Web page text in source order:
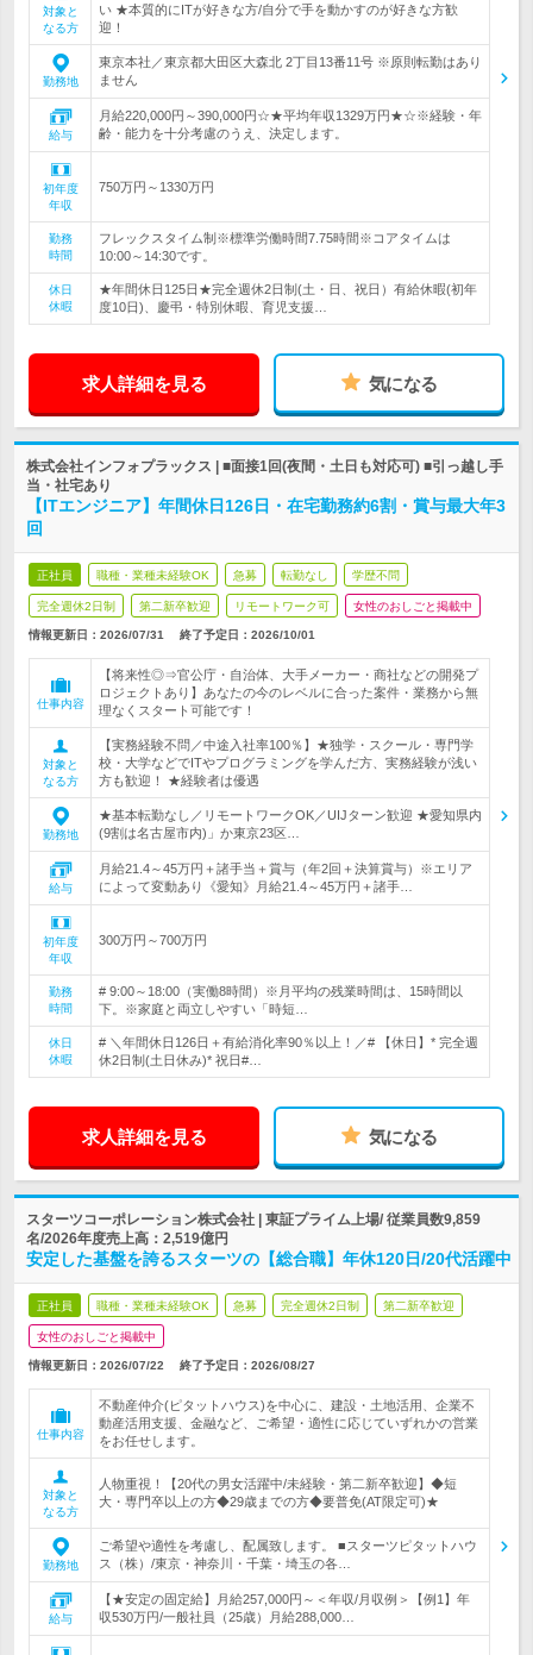
対象と
なる方
い ★本質的にITが好きな方/自分で手を動かすのが好きな方歓
迎！
勤務地
東京本社／東京都大田区大森北 2丁目13番11号 ※原則転勤はあり
ません
給与
月給220,000円～390,000円☆★平均年収1329万円★☆※経験・年
齢・能力を十分考慮のうえ、決定します。
初年度
年収
750万円～1330万円
勤務
時間
フレックスタイム制※標準労働時間7.75時間※コアタイムは
10:00～14:30です。
休日
休暇
★年間休日125日★完全週休2日制(土・日、祝日）有給休暇(初年
度10日)、慶弔・特別休暇、育児支援…
求人詳細を見る 気になる
株式会社インフォプラックス | ■面接1回(夜間・土日も対応可) ■引っ越し手
当・社宅あり
【ITエンジニア】年間休日126日・在宅勤務約6割・賞与最大年3
回
正社員 職種・業種未経験OK 急募 転勤なし 学歴不問
完全週休2日制 第二新卒歓迎 リモートワーク可 女性のおしごと掲載中
情報更新日：2026/07/31 終了予定日： 2026/10/01
仕事内容
【将来性◎⇒官公庁・自治体、大手メーカー・商社などの開発プ
ロジェクトあり】あなたの今のレベルに合った案件・業務から無
理なくスタート可能です！
対象と
なる方
【実務経験不問／中途入社率100％】★独学・スクール・専門学
校・大学などでITやプログラミングを学んだ方、実務経験が浅い
方も歓迎！ ★経験者は優遇
勤務地
★基本転勤なし／リモートワークOK／UIJターン歓迎 ★愛知県内
(9割は名古屋市内)」か東京23区…
給与
月給21.4～45万円＋諸手当＋賞与（年2回＋決算賞与）※エリア
によって変動あり《愛知》月給21.4～45万円＋諸手…
初年度
年収
300万円～700万円
勤務
時間
# 9:00～18:00（実働8時間）※月平均の残業時間は、15時間以
下。※家庭と両立しやすい「時短…
休日
休暇
# ＼年間休日126日＋有給消化率90％以上！／# 【休日】* 完全週
休2日制(土日休み)* 祝日#…
求人詳細を見る 気になる
スターツコーポレーション株式会社 | 東証プライム上場/ 従業員数9,859
名/2026年度売上高：2,519億円
安定した基盤を誇るスターツの【総合職】年休120日/20代活躍中
正社員 職種・業種未経験OK 急募 完全週休2日制 第二新卒歓迎
女性のおしごと掲載中
情報更新日：2026/07/22 終了予定日： 2026/08/27
仕事内容
不動産仲介(ピタットハウス)を中心に、建設・土地活用、企業不
動産活用支援、金融など、ご希望・適性に応じていずれかの営業
をお任せします。
対象と
なる方
人物重視！【20代の男女活躍中/未経験・第二新卒歓迎】◆短
大・専門卒以上の方◆29歳までの方◆要普免(AT限定可)★
勤務地
ご希望や適性を考慮し、配属致します。 ■スターツピタットハウ
ス（株）/東京・神奈川・千葉・埼玉の各…
給与
【★安定の固定給】月給257,000円～＜年収/月収例＞【例1】年
収530万円/一般社員（25歳）月給288,000…